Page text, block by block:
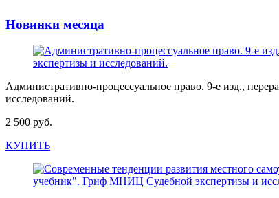
Новинки месяца
Административно-процессуальное право. 9-е изд.,
исследований.
2 500 руб.
КУПИТЬ